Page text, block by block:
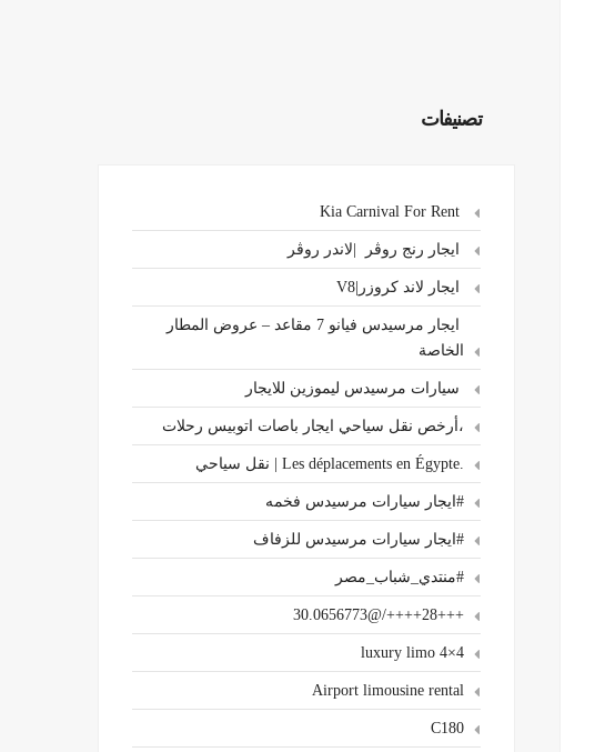
تصنيفات
ايجار رنج روڤر |لاندر روڤر
ايجار لاند كروزر|V8
ايجار مرسيدس فيانو 7 مقاعد – عروض المطار
الخاصة
سيارات مرسيدس ليموزين للايجار
،أرخص نقل سياحي ايجار باصات اتوبيس رحلات
.Les déplacements en Égypte | نقل سياحي
#ايجار سيارات مرسيدس فخمه
#ايجار سيارات مرسيدس للزفاف
#منتدي_شباب_مصر
+++28++++/@30.0656773
4×4 luxury limo
Airport limousine rental
C180